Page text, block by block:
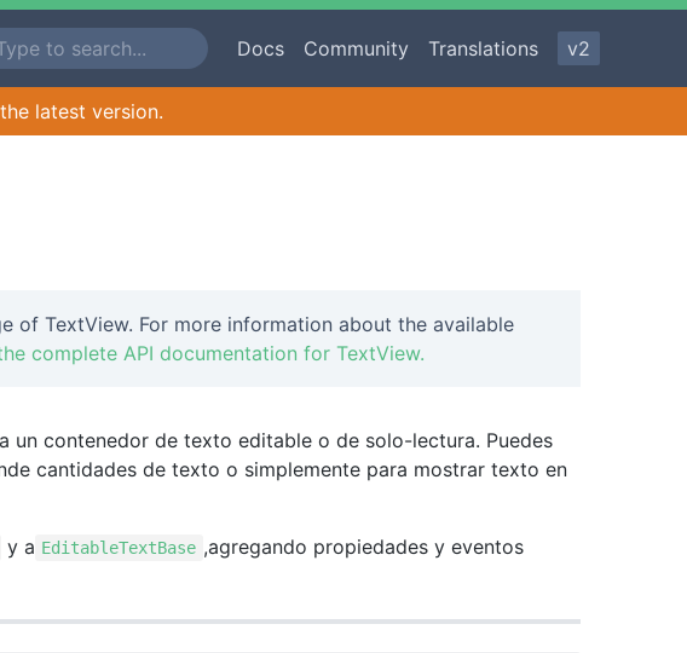
Docs Community Translations v2
latest version.
of TextView. For more information about the available
complete API documentation for TextView.
un contenedor de texto editable o de solo-lectura. Puedes
cantidades de texto o simplemente para mostrar texto en
y a EditableTextBase ,agregando propiedades y eventos